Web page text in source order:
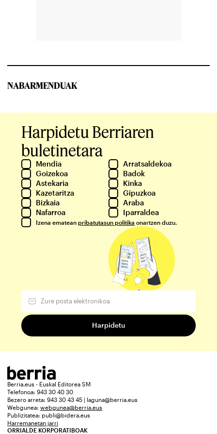
NABARMENDUAK
Harpidetu Berriaren
buletinetara
Mendia
Arratsaldekoa
Goizekoa
Badok
Astekaria
Kinka
Kazetaritza
Gipuzkoa
Bizkaia
Araba
Nafarroa
Iparraldea
Izena ematean pribatutasun politika onartzen duzu.
Berria.eus - Euskal Editorea SM
Telefonoa: 943 30 40 30
Bezero arreta: 943 30 43 45 | laguna@berria.eus
Webgunea: webgunea@berria.eus
Publizitatea: publi@bidera.eus
Harremanetan jarri
ORRIALDE KORPORATIBOAK